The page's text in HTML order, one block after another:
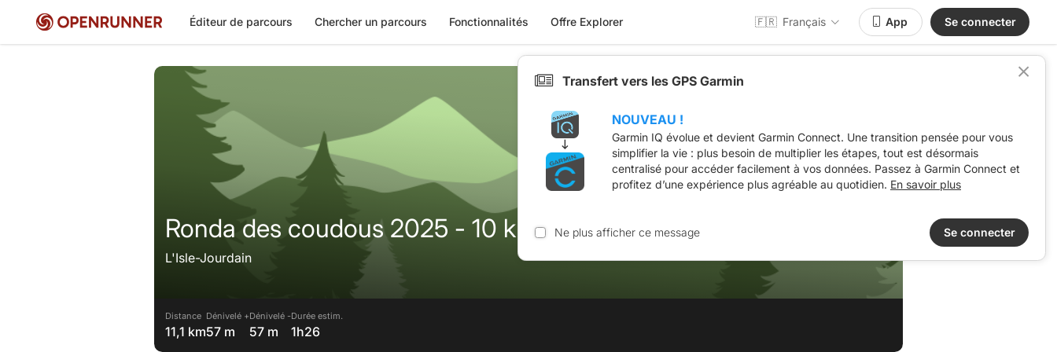
Éditeur de parcours Chercher un parcours Fonctionnalités Offre Explorer 🇫🇷 Français App Se connecter
Ronda des coudous 2025 - 10 km
L'Isle-Jourdain
Distance
11,1 km
Dénivelé +
57 m
Dénivelé -
57 m
Durée estim.
1h26
Transfert vers les GPS Garmin
NOUVEAU !
Garmin IQ évolue et devient Garmin Connect. Une transition pensée pour vous
simplifier la vie : plus besoin de multiplier les étapes, tout est désormais
centralisé pour accéder facilement à vos données. Passez à Garmin Connect et
profitez d’une expérience plus agréable au quotidien. En savoir plus
Ne plus afficher ce message Se connecter